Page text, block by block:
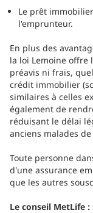
Le prêt
l'emprunteur.
En plus des
la loi Lemoine offre
préavis ni frais,
crédit immobilier
similaires à celles
également de
réduisant le délai
anciens malades
Toute personne
d'une assurance
que les autres
Le conseil MetLife :